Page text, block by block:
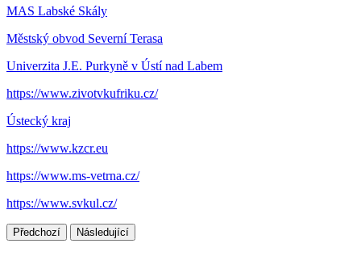
MAS Labské Skály
Městský obvod Severní Terasa
Univerzita J.E. Purkyně v Ústí nad Labem
https://www.zivotvkufriku.cz/
Ústecký kraj
https://www.kzcr.eu
https://www.ms-vetrna.cz/
https://www.svkul.cz/
Předchozí Následující